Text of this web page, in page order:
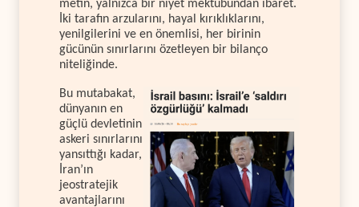
metin, yalnızca bir niyet mektubundan ibaret.
İki tarafın arzularını, hayal kırıklıklarını,
yenilgilerini ve en önemlisi, her birinin
gücünün sınırlarını özetleyen bir bilanço
niteliğinde.
Bu mutabakat,
dünyanın en
güçlü devletinin
askeri sınırlarını
yansıttığı kadar,
İran’ın
jeostratejik
avantajlarını